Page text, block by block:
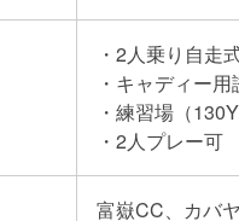
・2人乗り自走
・キャディー
・練習場（
・2人プレー可
富嶽CC、カバ